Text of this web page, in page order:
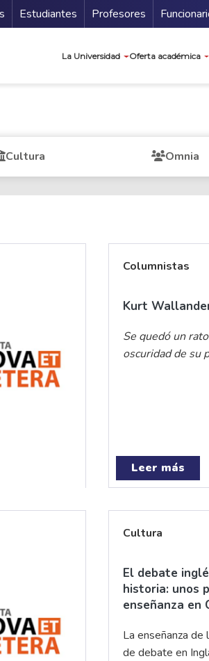
Estudiantes Profesores
La Universidad Oferta académica
Cultura Omnia
Columnistas
Kurt
Se quedó un
oscuridad de su
Leer más
Cultura
El debate
historia: unos
enseñanza en
La enseñanza
de debate en